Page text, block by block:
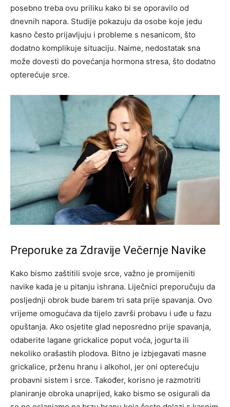
posebno treba ovu priliku kako bi se oporavilo od
dnevnih napora. Studije pokazuju da osobe koje jedu
kasno često prijavljuju i probleme s nesanicom, što
dodatno komplikuje situaciju. Naime, nedostatak sna
može dovesti do povećanja hormona stresa, što dodatno
opterećuje srce.
Preporuke za Zdravije Večernje Navike
Kako bismo zaštitili svoje srce, važno je promijeniti
navike kada je u pitanju ishrana. Liječnici preporučuju da
posljednji obrok bude barem tri sata prije spavanja. Ovo
vrijeme omogućava da tijelo završi probavu i uđe u fazu
opuštanja. Ako osjetite glad neposredno prije spavanja,
odaberite lagane grickalice poput voća, jogurta ili
nekoliko orašastih plodova. Bitno je izbjegavati masne
grickalice, prženu hranu i alkohol, jer oni opterećuju
probavni sistem i srce. Također, korisno je razmotriti
planiranje obroka unaprijed, kako bismo se osigurali da